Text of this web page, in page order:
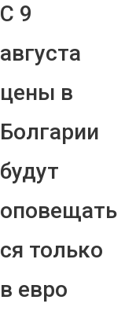
С 9
августа
цены в
Болгарии
будут
оповещать
ся только
в евро